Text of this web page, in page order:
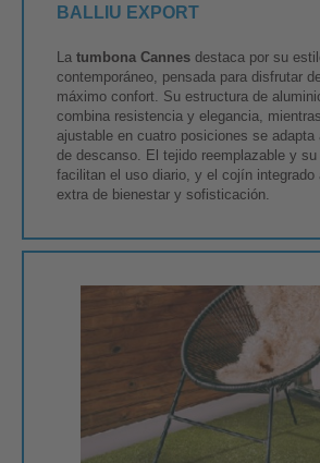
BALLIU EXPORT
La tumbona Cannes destaca por su
contemporáneo, pensada para disfrutar
máximo confort. Su estructura de
combina resistencia y elegancia,
ajustable en cuatro posiciones se adapta
de descanso. El tejido reemplazable y
facilitan el uso diario, y el cojín integrado
extra de bienestar y sofisticación.